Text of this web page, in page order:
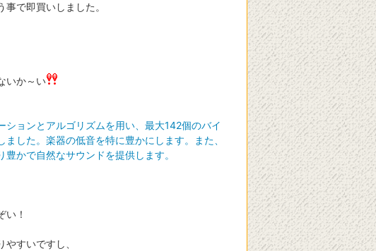
事で即買いしました。
いか～い
ョンとアルゴリズムを用い、最大142個のバイ
した。楽器の低音を特に豊かにします。また、
かで自然なサウンドを提供します。
い！
すいですし、